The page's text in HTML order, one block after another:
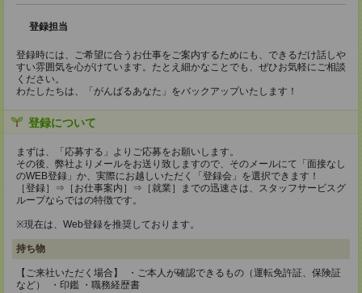
登録担当
登録時には、ご希望に合うお仕事をご案内するためにも、できるだけ話しや
すい雰囲気を心がけています。たとえ細かなことでも、ぜひお気軽にご相談
ください。
わたしたちは、「がんばるあなた」をバックアップいたします！
登録について
まずは、「応募する」よりご応募をお願いします。
その後、弊社よりメールをお送り致しますので、そのメールにて「面接なし
のWEB登録」か、実際にお越しいただく「登録会」を選択できます！
［登録］⇒［お仕事案内］⇒［就業］までの迅速さは、スタッフサービスグ
ループならではの特徴です。
※現在は、Web登録を推奨しております。
持ち物
【ご来社いただく場合】 ・ご本人が確認できるもの（運転免許証、保険証
など） ・印鑑 ・職務経歴書